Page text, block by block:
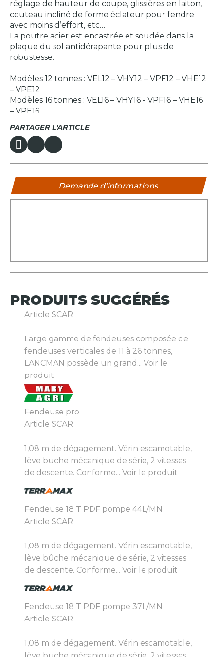
PARTAGER L'ARTICLE
réglage de hauteur de coupe, glissières en laiton,
couteau incliné de forme éclateur pour fendre
avec moins d’effort, etc…
La poutre acier est encastrée et soudée dans la
plaque du sol antidérapante pour plus de
robustesse.
Modèles 12 tonnes : VEL12 – VHY12 – VPF12 – VHE12
– VPE12
Modèles 16 tonnes : VEL16 – VHY16 - VPF16 – VHE16
– VPE16
Demande d'informations
PRODUITS SUGGÉRÉS
Article SCAR
Large gamme de fendeuses composée de
fendeuses verticales de 11 à 26 tonnes,
LANCMAN possède un grand... Voir le
produit
Fendeuse pro
Article SCAR
1,08 m de dégagement. Vérin escamotable,
lève buche mécanique de série, 2 vitesses
de descente. Conforme... Voir le produit
Fendeuse 18 T PDF pompe 44L/MN
Article SCAR
1,08 m de dégagement. Vérin escamotable,
lève bûche mécanique de série, 2 vitesses
de descente. Conforme... Voir le produit
Fendeuse 18 T PDF pompe 37L/MN
Article SCAR
1,08 m de dégagement. Vérin escamotable,